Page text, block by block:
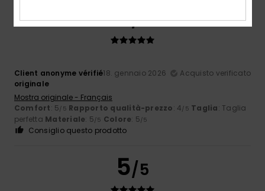
5/5
Client anonyme vérifié18. gennaio 2026
Acquisto verificato
originale
Mostra originale - Français
Comfort: 5/5 Rapporto qualità-prezzo: 4/5 Taglia: Taglia
perfetta Materiale: 5/5 Colore: 5/5
Consiglio questo prodotto
5/5